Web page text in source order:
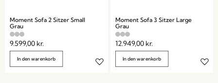
Moment Sofa 2 Sitzer Small
Grau
9.599,00 kr.
In den warenkorb
Moment Sofa 3 Sitzer Large
Grau
12.949,00 kr.
In den warenkorb